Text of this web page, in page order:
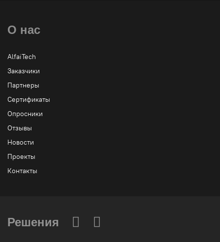
О нас
AlfaiTech
Заказчики
Партнеры
Сертификаты
Опросники
Отзывы
Новости
Проекты
Контакты
Решения